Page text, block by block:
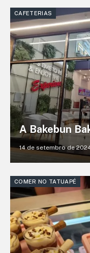
CAFETERIAS
A Bakebun
14 de setembro de
COMER NO TATUAPÉ